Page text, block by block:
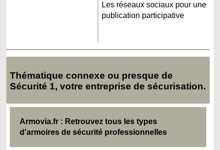
Les réseaux sociaux pour une
publication participative
Thématique connexe ou presque de
Sécurité 1, votre entreprise de sécurisation.
Armovia.fr : Retrouvez tous les types
d'armoires de sécurité professionnelles